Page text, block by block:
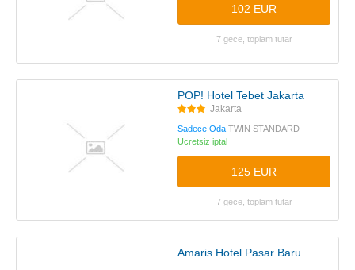
102 EUR
7 gece, toplam tutar
POP! Hotel Tebet Jakarta
Jakarta
Sadece Oda TWIN STANDARD
Ücretsiz iptal
125 EUR
7 gece, toplam tutar
Amaris Hotel Pasar Baru